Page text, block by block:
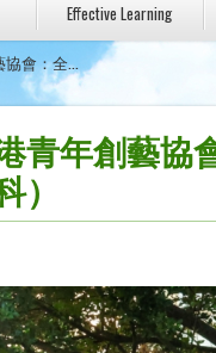
Effective Learning
會：全...
青年創藝協